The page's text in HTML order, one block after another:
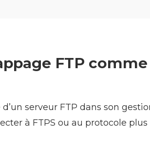
FTP comme
serveur FTP dans son
à FTPS ou au protocole